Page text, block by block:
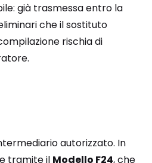
già trasmessa entro la
che il sostituto
rischia di
autorizzato. In
tramite il Modello F24, che